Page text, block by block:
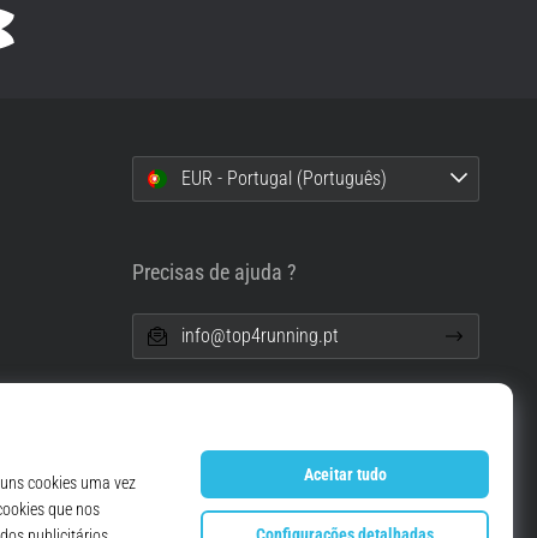
EUR - Portugal (Português)
Precisas de ajuda ?
info@top4running.pt